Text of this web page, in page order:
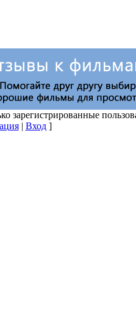
зарегистрированные
| Вход]